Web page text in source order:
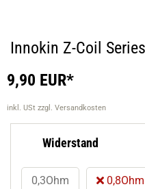
Innokin Z-Coil
9,90 EUR*
inkl. USt zzgl. Versandkosten
Widerstand
0,3Ohm 0,8Ohm